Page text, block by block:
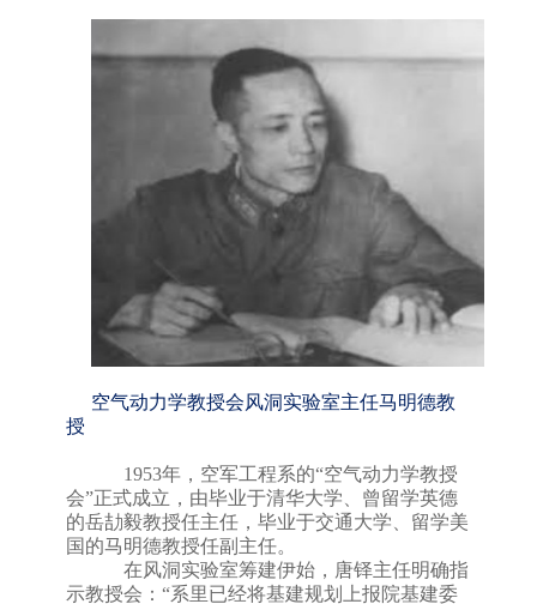
空气动力学教授会风洞实验室主任马明德教
授
1953年，空军工程系的“空气动力学教授
会”正式成立 ，由毕业于清华大学、曾留学英德
的岳劼毅教授任主任，毕业于交通大学、留学美
国的马明德教授任副主任。
在风洞实验室筹建伊始，唐铎主任明确指
示教授会： “系里已经将基建规划上报院基建委